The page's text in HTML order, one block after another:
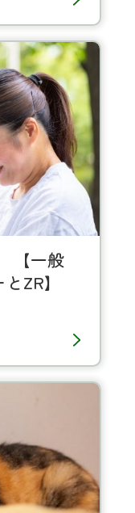
【一般
ZR】